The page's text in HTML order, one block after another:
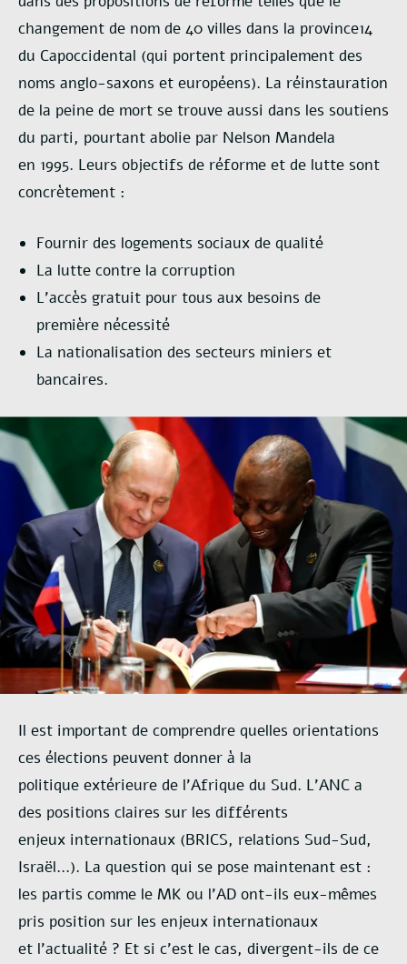
changement de nom de 40 villes dans la province14
du Capoccidental (qui portent principalement des
noms anglo-saxons et européens). La réinstauration
de la peine de mort se trouve aussi dans les soutiens
du parti, pourtant abolie par Nelson Mandela
en 1995. Leurs objectifs de réforme et de lutte sont
concrètement :
Fournir des logements sociaux de qualité
La lutte contre la corruption
L’accès gratuit pour tous aux besoins de
première nécessité
La nationalisation des secteurs miniers et
bancaires.
Il est important de comprendre quelles orientations
ces élections peuvent donner à la
politique extérieure de l’Afrique du Sud. L’ANC a
des positions claires sur les différents
enjeux internationaux (BRICS, relations Sud-Sud,
Israël…). La question qui se pose maintenant est :
les partis comme le MK ou l’AD ont-ils eux-mêmes
pris position sur les enjeux internationaux
et l’actualité ? Et si c’est le cas, divergent-ils de ce